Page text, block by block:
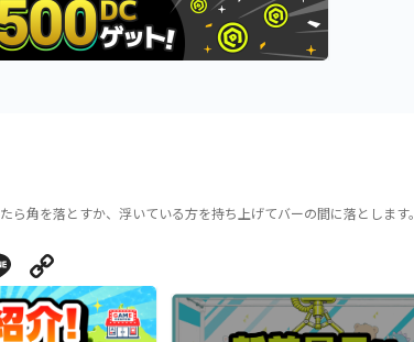
角を落とすか、浮いている方を持ち上げてバーの間に落とします。
Line